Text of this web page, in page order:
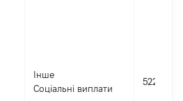
Інше
Соціальні виплати
5223